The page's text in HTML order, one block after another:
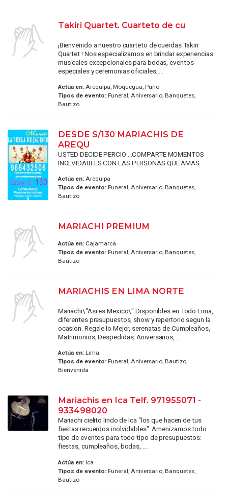
Takiri Quartet. Cuarteto de cu
¡Bienvenido a nuestro cuarteto de cuerdas Takiri
Quartet ! Nos especializamos en brindar experiencias
musicales excepcionales para bodas, eventos
especiales y ceremonias oficiales. ...
Actúa en:Arequipa, Moquegua, Puno
Tipos de evento:Funeral, Aniversario, Banquetes,
Bautizo
DESDE S/130 MARIACHIS DE
AREQU
USTED DECIDE PERCIO ...COMPARTE MOMENTOS
INOLVIDABLES CON LAS PERSONAS QUE AMAS
Actúa en:Arequipa
Tipos de evento:Funeral, Aniversario, Banquetes,
Bautizo
MARIACHI PREMIUM
Actúa en:Cajamarca
Tipos de evento:Funeral, Aniversario, Banquetes,
Bautizo
MARIACHIS EN LIMA NORTE
Mariachi\"Asi es Mexico\" Disponibles en Todo Lima,
diferentes presupuestos, show y repertorio segun la
ocasion. Regale lo Mejor, serenatas de Cumpleaños,
Matrimonios, Despedidas, Aniversarios, ...
Actúa en:Lima
Tipos de evento:Funeral, Aniversario, Bautizo,
Bienvenida
Mariachis en Ica Telf. 971955071 -
933498020
Mariachi cielito lindo de Ica "los que hacen de tus
fiestas recuerdos inolvidables". Amenizamos todo
tipo de eventos para todo tipo de presupuestos:
fiestas, cumpleaños, bodas, ...
Actúa en:Ica
Tipos de evento:Funeral, Aniversario, Banquetes,
Bautizo